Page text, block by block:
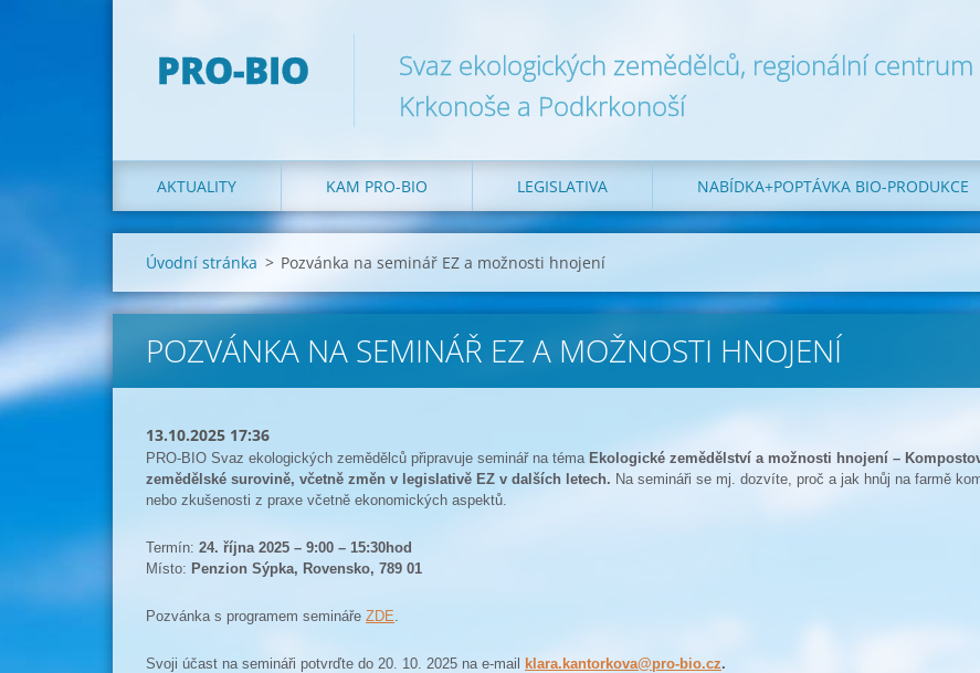
PRO-BIO
Svaz ekologických zemědělců, regionální centrum
Krkonoše a Podkrkonoší
AKTUALITY KAM PRO-BIO LEGISLATIVA NABÍDKA+POPTÁVKA BIO-PRODUKCE
Úvodní stránka > Pozvánka na seminář EZ a možnosti hnojení
POZVÁNKA NA SEMINÁŘ EZ A MOŽNOSTI HNOJENÍ
13.10.2025 17:36
PRO-BIO Svaz ekologických zemědělců připravuje seminář na téma Ekologické zemědělství a možnosti hnojení –
zemědělské surovině, včetně změn v legislativě EZ v dalších letech. Na semináři se mj. dozvíte, proč a jak hnůj na farmě
nebo zkušenosti z praxe včetně ekonomických aspektů.
Termín: 24. října 2025 – 9:00 – 15:30hod
Místo: Penzion Sýpka, Rovensko, 789 01
Pozvánka s programem semináře ZDE.
Svoji účast na semináři potvrďte do 20. 10. 2025 na e-mail klara.kantorkova@pro-bio.cz.